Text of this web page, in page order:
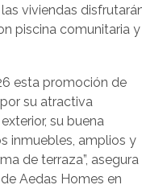
viviendas
piscina comunitaria y
esta promoción de
su atractiva
su buena
inmuebles, amplios y
de terraza”, asegura
Aedas Homes en